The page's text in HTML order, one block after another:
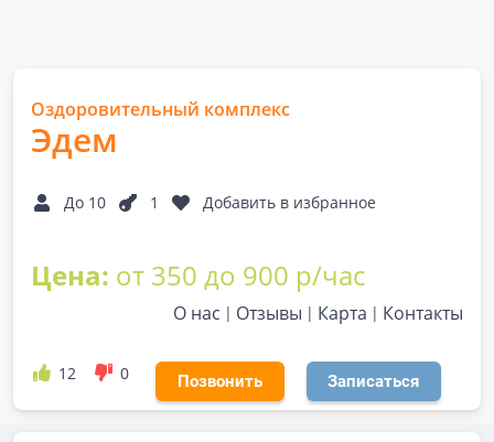
Оздоровительный комплекс
Эдем
До 10 1 Добавить в избранное
Цена: от 350 до 900 р/час
О нас Отзывы Карта Контакты
12 0 Позвонить Записаться